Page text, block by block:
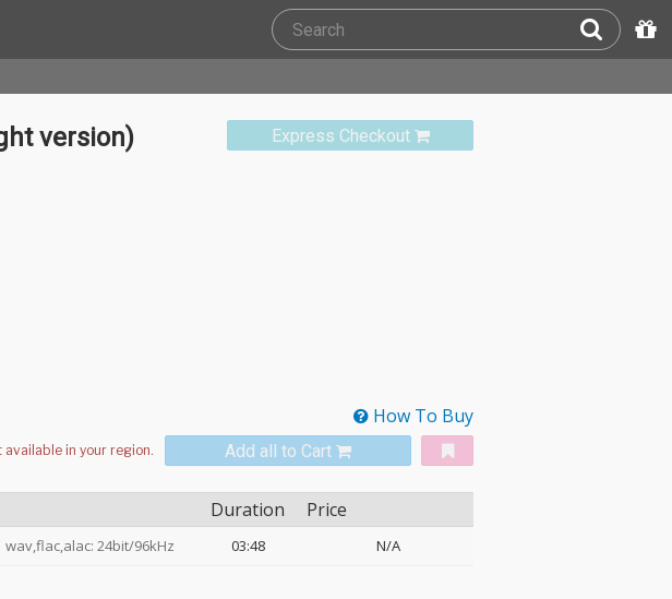
Express Checkout
version)
How To Buy
Add all to Cart
Duration Price
wav,flac,alac: 24bit/96kHz 03:48 N/A